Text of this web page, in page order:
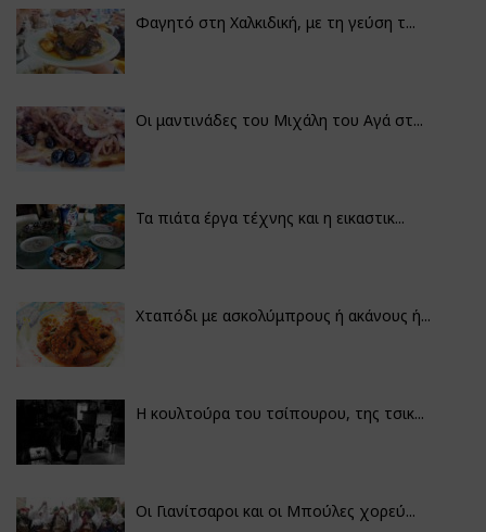
Φαγητό στη Χαλκιδική, με τη γεύση τ...
Οι μαντινάδες του Μιχάλη του Αγά στ...
Τα πιάτα έργα τέχνης και η εικαστικ...
Χταπόδι με ασκολύμπρους ή ακάνους ή...
Η κουλτούρα του τσίπουρου, της τσικ...
Οι Γιανίτσαροι και οι Μπούλες χορεύ...